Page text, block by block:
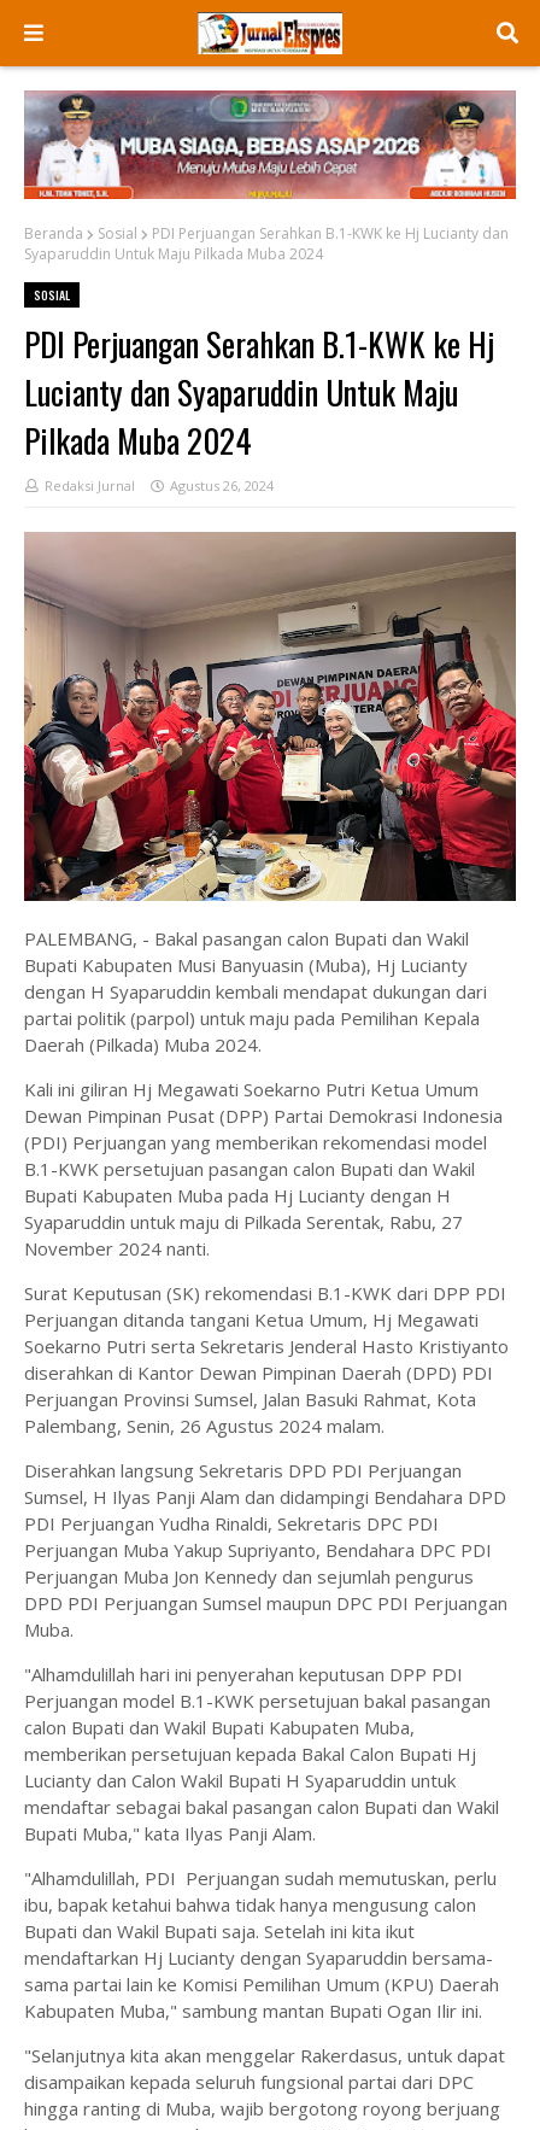
Beranda Sosial
PDI Perjuangan Serahkan B.1-KWK ke Hj Lucianty dan
Syaparuddin Untuk Maju Pilkada Muba 2024
SOSIAL
PDI Perjuangan Serahkan B.1-KWK ke Hj
Lucianty dan Syaparuddin Untuk Maju
Pilkada Muba 2024
Redaksi Jurnal Agustus 26, 2024
PALEMBANG, - Bakal pasangan calon Bupati dan Wakil
Bupati Kabupaten Musi Banyuasin (Muba), Hj Lucianty
dengan H Syaparuddin kembali mendapat dukungan dari
partai politik (parpol) untuk maju pada Pemilihan Kepala
Daerah (Pilkada) Muba 2024.
Kali ini giliran Hj Megawati Soekarno Putri Ketua Umum
Dewan Pimpinan Pusat (DPP) Partai Demokrasi Indonesia
(PDI) Perjuangan yang memberikan rekomendasi model
B.1-KWK persetujuan pasangan calon Bupati dan Wakil
Bupati Kabupaten Muba pada Hj Lucianty dengan H
Syaparuddin untuk maju di Pilkada Serentak, Rabu, 27
November 2024 nanti.
Surat Keputusan (SK) rekomendasi B.1-KWK dari DPP PDI
Perjuangan ditanda tangani Ketua Umum, Hj Megawati
Soekarno Putri serta Sekretaris Jenderal Hasto Kristiyanto
diserahkan di Kantor Dewan Pimpinan Daerah (DPD) PDI
Perjuangan Provinsi Sumsel, Jalan Basuki Rahmat, Kota
Palembang, Senin, 26 Agustus 2024 malam.
Diserahkan langsung Sekretaris DPD PDI Perjuangan
Sumsel, H Ilyas Panji Alam dan didampingi Bendahara DPD
PDI Perjuangan Yudha Rinaldi, Sekretaris DPC PDI
Perjuangan Muba Yakup Supriyanto, Bendahara DPC PDI
Perjuangan Muba Jon Kennedy dan sejumlah pengurus
DPD PDI Perjuangan Sumsel maupun DPC PDI Perjuangan
Muba.
"Alhamdulillah hari ini penyerahan keputusan DPP PDI
Perjuangan model B.1-KWK persetujuan bakal pasangan
calon Bupati dan Wakil Bupati Kabupaten Muba,
memberikan persetujuan kepada Bakal Calon Bupati Hj
Lucianty dan Calon Wakil Bupati H Syaparuddin untuk
mendaftar sebagai bakal pasangan calon Bupati dan Wakil
Bupati Muba," kata Ilyas Panji Alam.
"Alhamdulillah, PDI Perjuangan sudah memutuskan, perlu
ibu, bapak ketahui bahwa tidak hanya mengusung calon
Bupati dan Wakil Bupati saja. Setelah ini kita ikut
mendaftarkan Hj Lucianty dengan Syaparuddin bersama-
sama partai lain ke Komisi Pemilihan Umum (KPU) Daerah
Kabupaten Muba," sambung mantan Bupati Ogan Ilir ini.
"Selanjutnya kita akan menggelar Rakerdasus, untuk dapat
disampaikan kepada seluruh fungsional partai dari DPC
hingga ranting di Muba, wajib bergotong royong berjuang